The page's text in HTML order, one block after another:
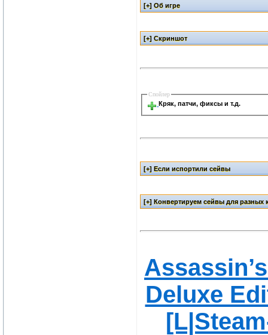
Спойлер
Кряк, патчи, фиксы и т.д.
Deluxe